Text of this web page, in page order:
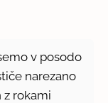
v posodo
narezano
z rokami